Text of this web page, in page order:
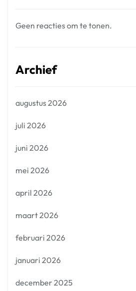
Geen reacties om te tonen.
Archief
augustus 2026
juli 2026
juni 2026
mei 2026
april 2026
maart 2026
februari 2026
januari 2026
december 2025